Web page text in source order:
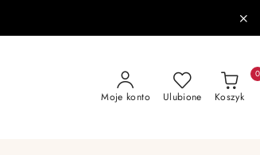
Moje konto Ulubione Koszyk
0